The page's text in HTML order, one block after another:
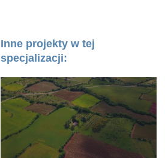
Inne projekty w tej
specjalizacji: